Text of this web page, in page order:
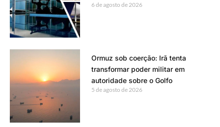
6 de agosto de 2026
Ormuz sob coerção: Irã tenta
transformar poder militar em
autoridade sobre o Golfo
5 de agosto de 2026